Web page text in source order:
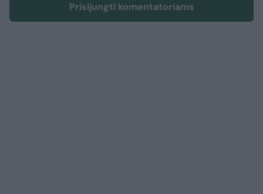
Prisijungti komentatoriams